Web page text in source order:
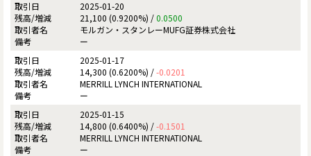
2025-01-20
21,100 (0.9200%) /0.0500
モルガン・スタンレーMUFG証券株式会社
ー
2025-01-17
14,300 (0.6200%) /-0.0201
MERRILL LYNCH INTERNATIONAL
ー
2025-01-15
14,800 (0.6400%) /-0.1501
MERRILL LYNCH INTERNATIONAL
ー